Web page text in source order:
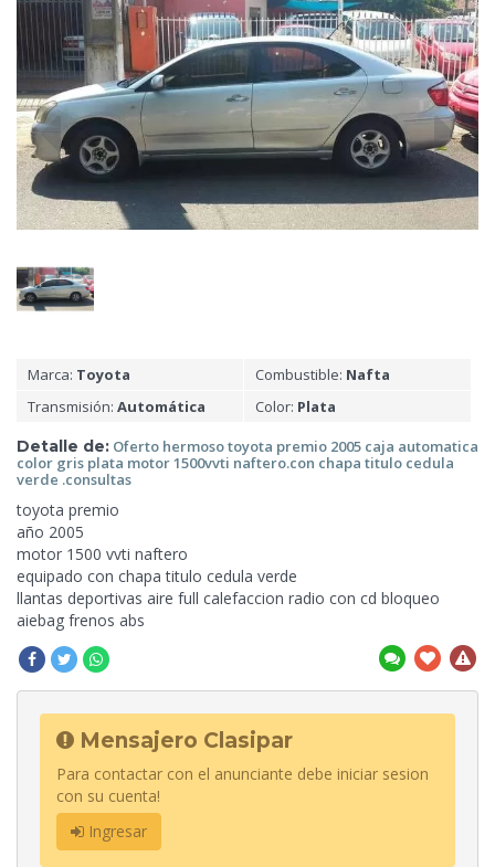
Marca: Toyota Combustible: Nafta
Transmisión: Automática Color: Plata
Detalle de: Oferto hermoso toyota premio 2005 caja automatica
color gris plata motor 1500vvti naftero.con chapa titulo cedula
verde .consultas
toyota premio
año 2005
motor 1500 vvti naftero
equipado con chapa titulo cedula verde
llantas deportivas aire full calefaccion radio con cd bloqueo
aiebag frenos abs
Mensajero Clasipar
Para contactar con el anunciante debe iniciar sesion
con su cuenta!
Ingresar